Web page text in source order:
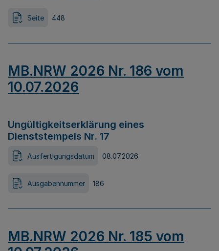
Seite 448
MB.NRW 2026 Nr. 186 vom
10.07.2026
Ungültigkeitserklärung eines
Dienststempels Nr. 17
Ausfertigungsdatum 08.07.2026
Ausgabennummer 186
MB.NRW 2026 Nr. 185 vom